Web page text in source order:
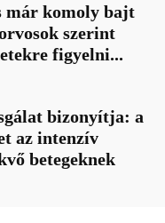
már komoly bajt
szerint
figyelni...
bizonyítja: a
az intenzív
betegeknek